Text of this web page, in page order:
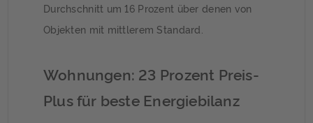
Durchschnitt um 16 Prozent über denen von
Objekten mit mittlerem Standard.
Wohnungen: 23 Prozent Preis-
Plus für beste Energiebilanz